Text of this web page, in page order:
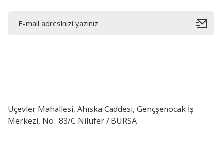
Üçevler Mahallesi, Ahıska Caddesi, Gençşenocak İş
Merkezi, No : 83/C Nilüfer / BURSA